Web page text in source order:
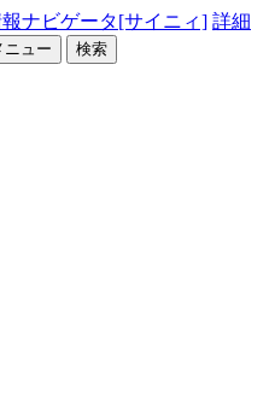
ナビゲータ[サイニィ] 詳細
ニュー 検索